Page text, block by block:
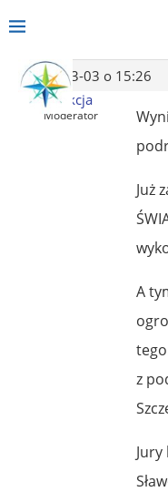
2014-03-03 o 15:26
Redakcja
Moderator
Już
A
z
Jury